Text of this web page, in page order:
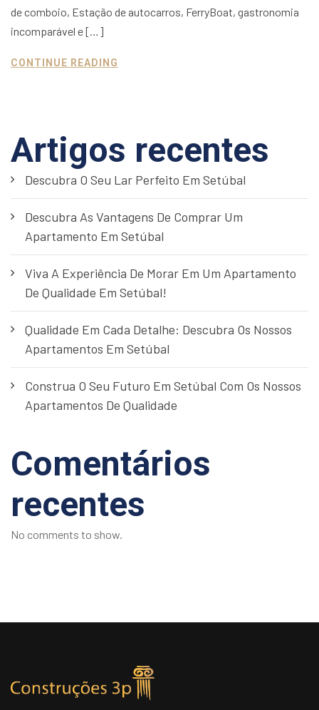
de comboio, Estação de autocarros, FerryBoat, gastronomia
incomparável e […]
CONTINUE READING
Artigos recentes
Descubra O Seu Lar Perfeito Em Setúbal
Descubra As Vantagens De Comprar Um
Apartamento Em Setúbal
Viva A Experiência De Morar Em Um Apartamento
De Qualidade Em Setúbal!
Qualidade Em Cada Detalhe: Descubra Os Nossos
Apartamentos Em Setúbal
Construa O Seu Futuro Em Setúbal Com Os Nossos
Apartamentos De Qualidade
Comentários
recentes
No comments to show.